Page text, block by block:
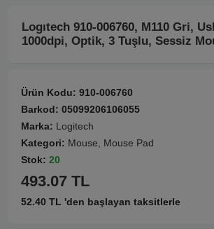
Logıtech 910-006760, M110 Gri,
1000dpi, Optik, 3 Tuşlu, Sessiz
Ürün Kodu: 910-006760
Barkod: 05099206106055
Marka: Logitech
Kategori: Mouse, Mouse Pad
Stok: 20
493.07 TL
52.40 TL 'den başlayan taksitlerle